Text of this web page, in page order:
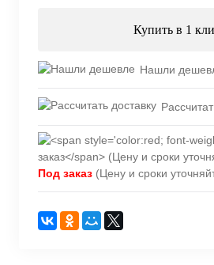
Купить в 1
Нашли
Под заказ (Цену и сроки